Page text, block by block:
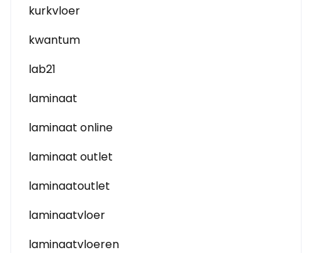
kurkvloer
kwantum
lab21
laminaat
laminaat online
laminaat outlet
laminaatoutlet
laminaatvloer
laminaatvloeren